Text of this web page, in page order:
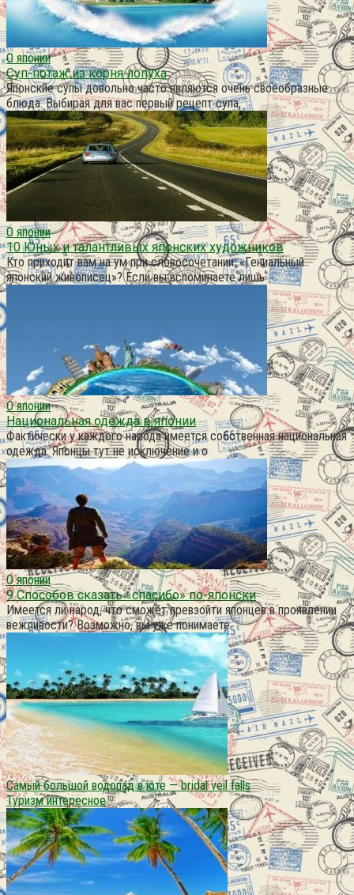
О японии
Суп-потаж из корня лопуха
Японские супы довольно часто являются очень своеобразные
блюда. Выбирая для вас первый рецепт супа,
О японии
10 Юных и талантливых японских художников
Кто приходит вам на ум при словосочетании: «Гениальный
японский живописец»? Если вы вспоминаете лишь
О японии
Национальная одежда в японии
Фактически у каждого народа имеется собственная национальная
одежда. Японцы тут не исключение и о
О японии
9 Способов сказать «спасибо» по-японски
Имеется ли народ, что сможет превзойти японцев в проявлении
вежливости? Возможно, вы уже понимаете
Самый большой водопад в юте — bridal veil falls
Туризм интересное